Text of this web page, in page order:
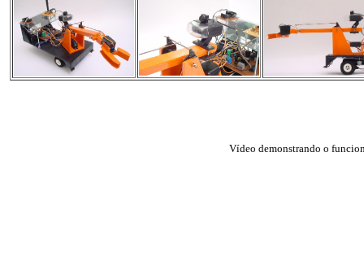
Vídeo demonstrando o